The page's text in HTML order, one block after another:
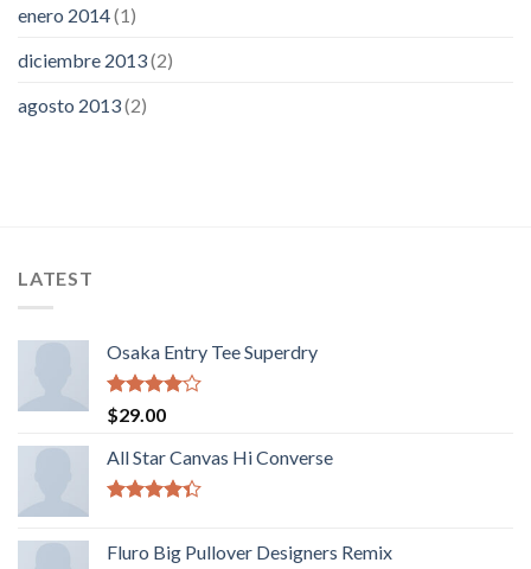
enero 2014(1)
diciembre 2013(2)
agosto 2013(2)
LATEST
Osaka Entry Tee Superdry
Valorado
con
de 5
$29.00
All Star Canvas Hi Converse
de 5
Fluro Big Pullover Designers Remix